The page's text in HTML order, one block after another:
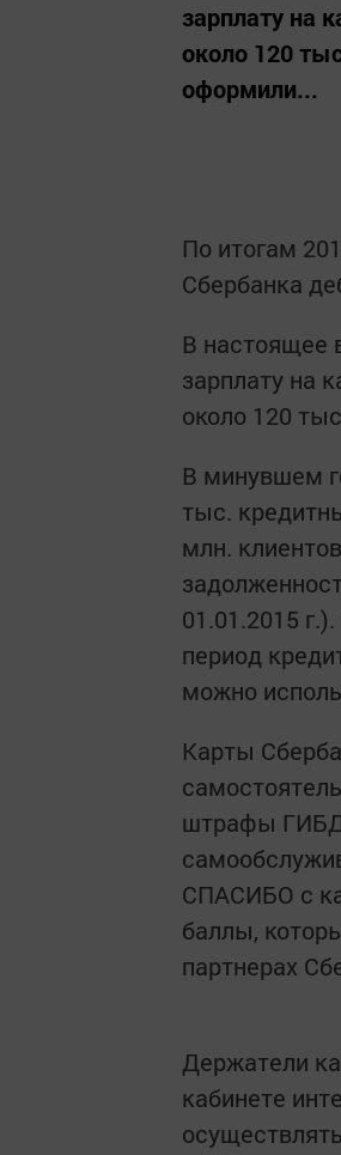
зарплату на
около 120
оформили...
По итогам
Сбербанка
В настоящее
зарплату на
около 120
В минувшем
тыс.
млн.
01.01.2015
период
можно
Карты
штрафы
СПАСИБО с
баллы,
партнерах
Держатели
кабинете